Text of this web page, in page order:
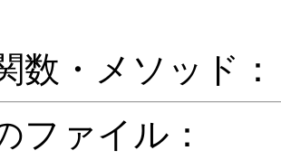
数・メソッド：
ファイル：